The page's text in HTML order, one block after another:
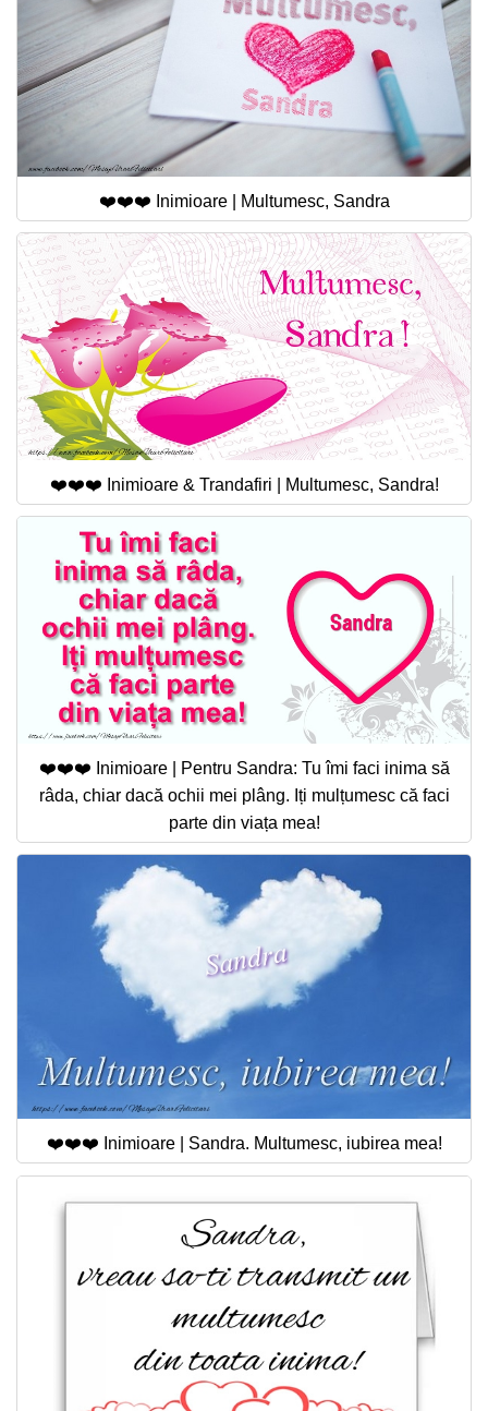
❤️❤️❤️ Inimioare | Multumesc, Sandra
❤️❤️❤️ Inimioare & Trandafiri | Multumesc, Sandra!
❤️❤️❤️ Inimioare | Pentru Sandra: Tu îmi faci inima să
râda, chiar dacă ochii mei plâng. Iți mulțumesc că faci
parte din viața mea!
❤️❤️❤️ Inimioare | Sandra. Multumesc, iubirea mea!